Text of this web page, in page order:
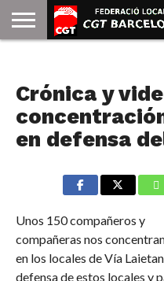
GOLDMAN
Crónica y
en defensa
Unos 150 compañeros y
compañeras nos
en los locales de Vía
defensa de estos locales y